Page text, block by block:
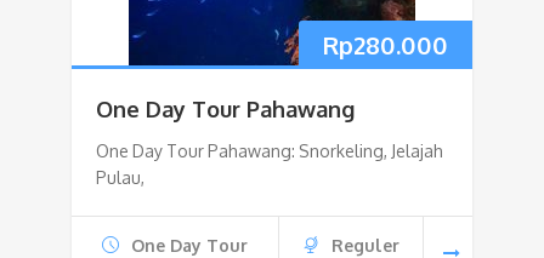
Rp280.000
One Day Tour Pahawang
One Day Tour Pahawang: Snorkeling, Jelajah
Pulau,
One Day Tour Reguler